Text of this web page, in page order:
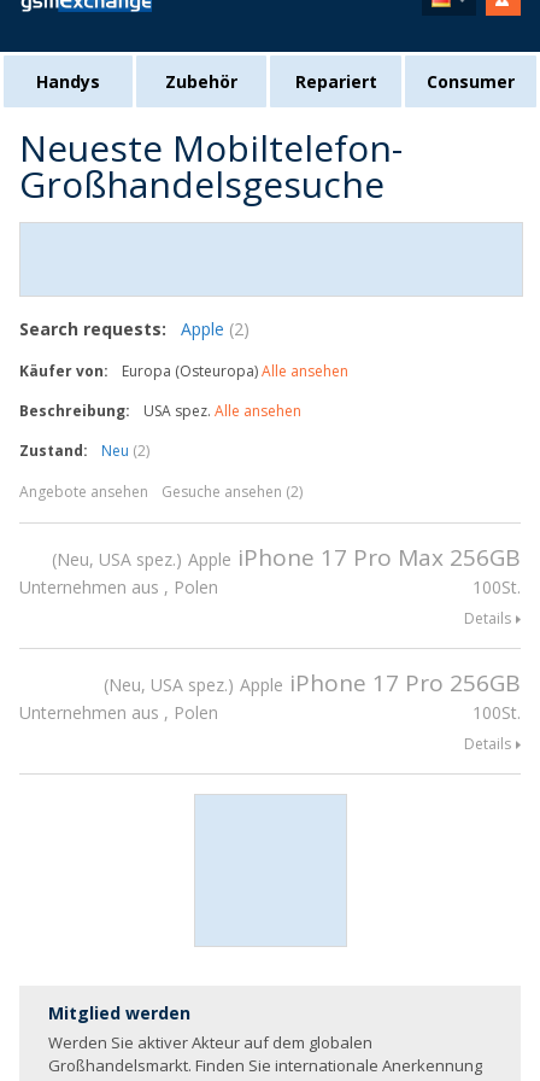
Handys Zubehör Repariert Consumer
Neueste Mobiltelefon-
Großhandelsgesuche
Search requests: Apple (2)
Käufer von: Europa (Osteuropa)Alle ansehen
Beschreibung:
USA spez. Alle ansehen
Zustand:
Neu (2)
Angebote ansehen
Gesuche ansehen (2)
Neu, USA spez. Apple iPhone 17 Pro Max 256GB
100St.
Unternehmen aus , Polen
Details
Neu, USA spez. Apple iPhone 17 Pro 256GB
100St.
Unternehmen aus , Polen
Details
Mitglied werden
Werden Sie aktiver Akteur auf dem globalen
Großhandelsmarkt. Finden Sie internationale Anerkennung